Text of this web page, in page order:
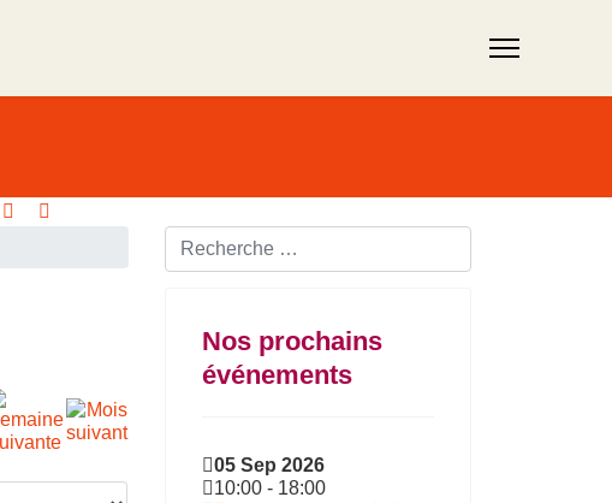
Rechercher ...
Nos prochains
événements
05 Sep 2026
10:00 - 18:00